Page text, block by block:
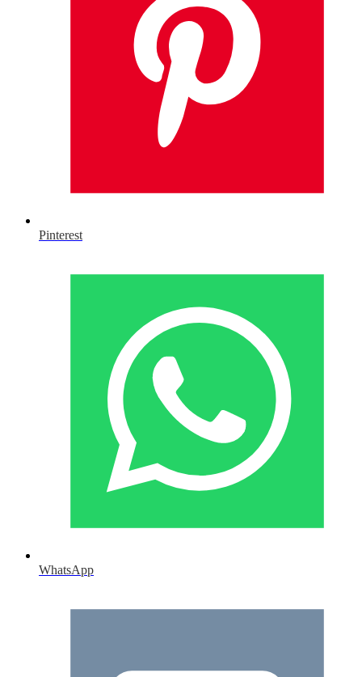
Pinterest
WhatsApp